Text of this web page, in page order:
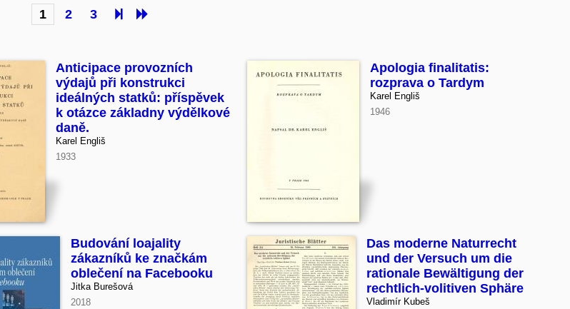
1 2 3
Anticipace provozních
výdajů při konstrukci
ideálných statků: příspěvek
k otázce základny výdělkové
daně.
Karel Engliš
1933
Apologia finalitatis:
rozprava o Tardym
Karel Engliš
1946
Budování loajality
zákazníků ke značkám
oblečení na Facebooku
Jitka Burešová
2018
Das moderne Naturrecht
und der Versuch um die
rationale Bewältigung der
rechtlich-volitiven Sphäre
Vladimír Kubeš